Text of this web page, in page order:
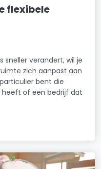
flexibele
sneller verandert, wil je
zich aanpast aan
bent die
heeft of een bedrijf dat